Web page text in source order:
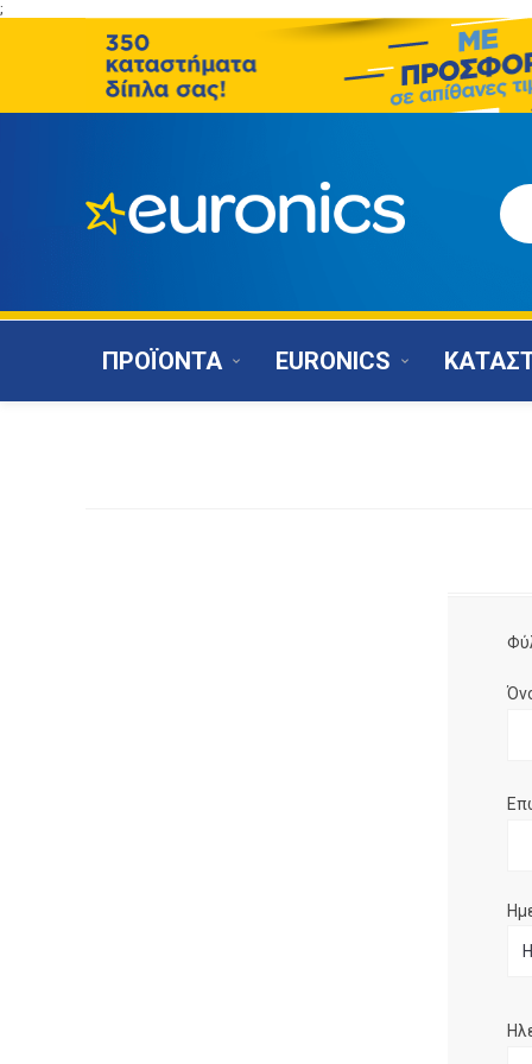
;
ΠΡΟΪΟΝΤΑ EURONICS